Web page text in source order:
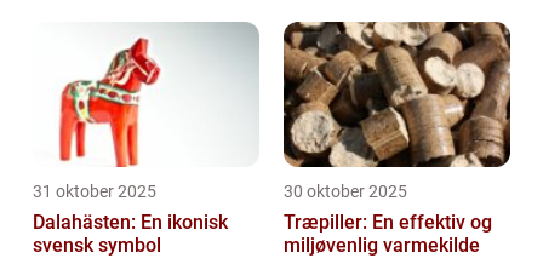
31 oktober 2025
Dalahästen: En ikonisk
svensk symbol
30 oktober 2025
Træpiller: En effektiv og
miljøvenlig varmekilde